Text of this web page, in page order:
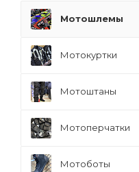
Мотошлемы
Мотокуртки
Мотоштаны
Мотоперчатки
Мотоботы